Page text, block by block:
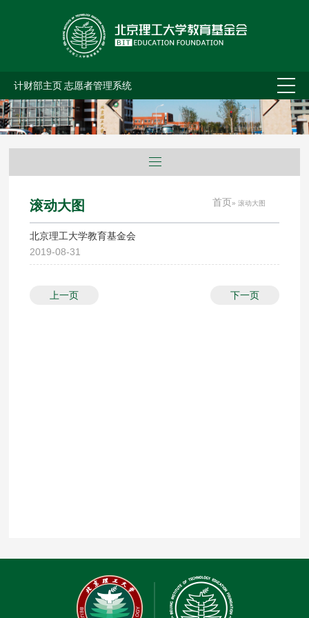
计财部主页志愿者管理系统
滚动大图 首页» 滚动大图
北京理工大学教育基金会
2019-08-31
上一页 下一页